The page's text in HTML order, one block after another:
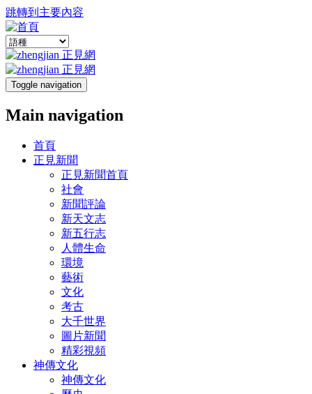
跳轉到主要內容
Toggle navigation
Main navigation
首頁
正見新聞
正見新聞首頁
社會
新聞評論
新天文志
新五行志
人體生命
環境
藝術
文化
考古
大千世界
圖片新聞
精彩視頻
神傳文化
神傳文化